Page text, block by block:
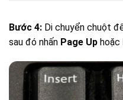
Bước 4: Di chuyển chuột
sau đó nhấn Page Up hoặc